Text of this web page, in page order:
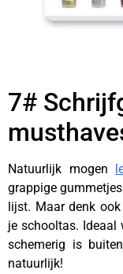
7#
Natuurlijk mogen
grappige
lijst. Maar denk
je schooltas. Ideaal
schemerig is
natuurlijk!